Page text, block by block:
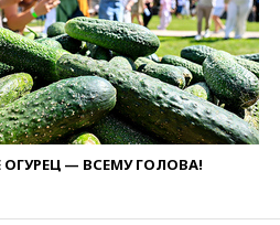
ОГУРЕЦ — ВСЕМУ ГОЛОВА!